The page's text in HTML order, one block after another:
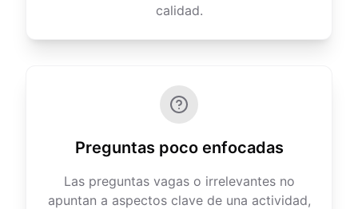
calidad.
Preguntas poco enfocadas
Las preguntas vagas o irrelevantes no
apuntan a aspectos clave de una actividad,